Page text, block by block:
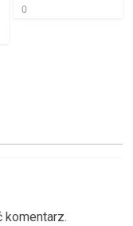
0
komentarz.